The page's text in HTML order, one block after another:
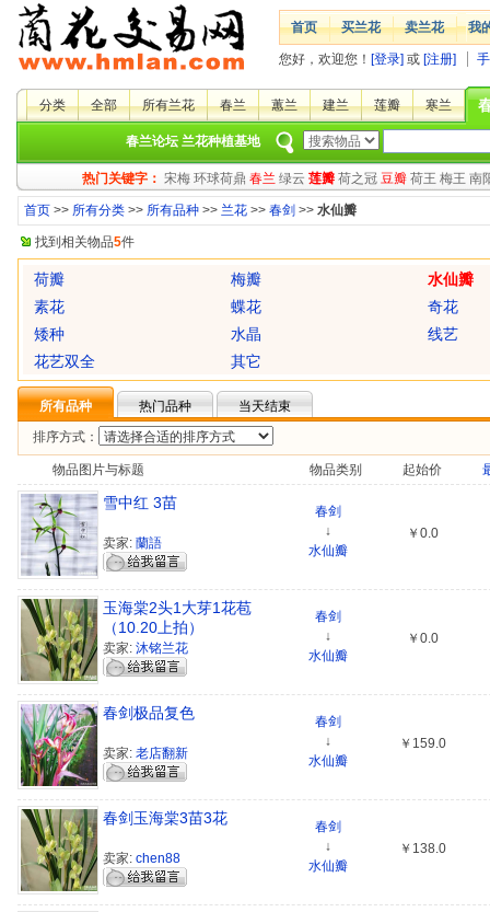
首页 买兰花 卖兰花 我
您好，欢迎您！ [登录] 或 [注册]
分类 全部 所有兰花 春兰 蕙兰 建兰 莲瓣 寒兰
春兰论坛 兰花种植基地
热门关键字： 宋梅 环球荷鼎 春兰 绿云 莲瓣 荷之冠 豆瓣 荷王 梅王 南
首页 >> 所有分类 >> 所有品种 >> 兰花 >> 春剑 >> 水仙瓣
找到相关物品5件
荷瓣 梅瓣
水仙瓣
素花
蝶花
奇花
矮种
水晶
线艺
花艺双全
其它
所有品种 热门品种
当天结束
排序方式：
物品图片与标题 物品类别 起始价
雪中红 3苗
卖家: 蘭語
春剑
↓
水仙瓣
￥0.0
玉海棠2头1大芽1花苞
（10.20上拍）
卖家: 沐铭兰花
春剑
↓
水仙瓣
￥0.0
春剑极品复色
卖家: 老店翻新
春剑
↓
水仙瓣
￥159.0
春剑玉海棠3苗3花
卖家: chen88
春剑
↓
水仙瓣
￥138.0